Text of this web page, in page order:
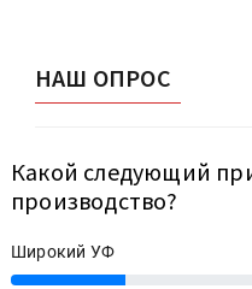
НАШ ОПРОС
Какой следующий
производство?
Широкий УФ
25%